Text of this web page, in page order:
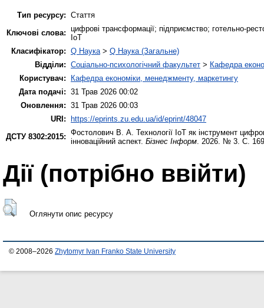
Тип ресурсу: Стаття
Ключові слова: цифрові трансформації; підприємство; готельно-
ІоТ
Класифікатор: Q Наука > Q Наука (Загальне)
Відділи: Соціально-психологічний факультет > Кафедра
Користувач:
Кафедра економіки, менеджменту, маркетингу
Дата подачі: 31 Трав 2026 00:02
Оновлення: 31 Трав 2026 00:03
URI: https://eprints.zu.edu.ua/id/eprint/48047
ДСТУ 8302:2015: Фостолович В. А. Технології ІоТ як інструмент
інноваційний аспект. Бізнес Інформ . 2026. № 3. С.
Дії ​​(потрібно ввійти)
Оглянути опис ресурсу
© 2008–2026 Zhytomyr Ivan Franko State University